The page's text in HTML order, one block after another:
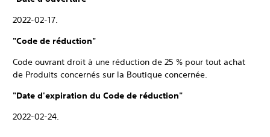
2022-02-17.
"Code de réduction"
Code ouvrant droit à une réduction de 25 % pour tout achat
de Produits concernés sur la Boutique concernée.
"Date d'expiration du Code de réduction"
2022-02-24.